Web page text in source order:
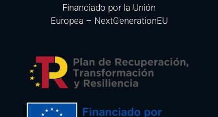
Financiado por la Unión
Europea – NextGenerationEU